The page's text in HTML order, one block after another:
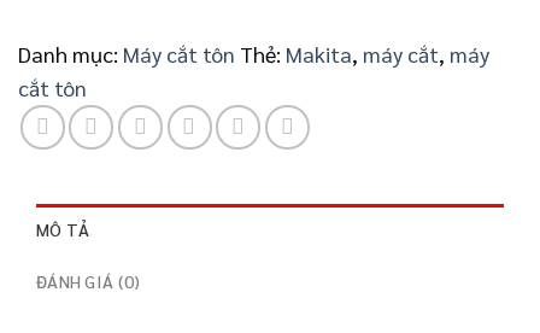
Danh mục: Máy cắt tôn Thẻ: Makita, máy cắt, máy
cắt tôn
MÔ TẢ
ĐÁNH GIÁ (0)